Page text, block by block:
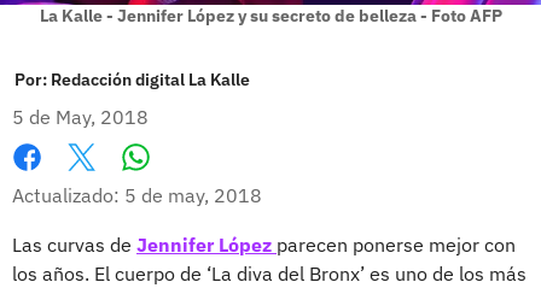
La Kalle - Jennifer López y su secreto de belleza - Foto AFP
Por: Redacción digital La Kalle
5 de May, 2018
Facebook
X
Actualizado: 5 de may, 2018
Las curvas de Jennifer López parecen ponerse mejor con
los años. El cuerpo de ‘La diva del Bronx’ es uno de los más